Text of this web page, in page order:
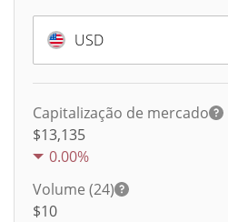
USD
Capitalização de mercado
$13,135
0.00%
Volume (24)
$10